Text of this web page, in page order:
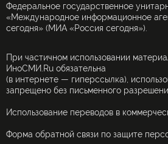
Федеральное государственное
«Международное информационное
сегодня» (МИА «Россия сегодня»).
При частичном использовании
ИноСМИ.Ru обязательна
(в интернете — гиперссылка),
запрещено без письменного
Использование переводов в
Форма обратной связи по защите